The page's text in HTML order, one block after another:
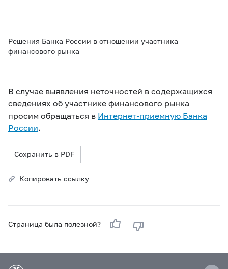
Решения Банка России в отношении участника
финансового рынка
В случае выявления неточностей в содержащихся
сведениях об участнике финансового рынка
просим обращаться в Интернет-приемную Банка
России.
Сохранить в PDF
Копировать ссылку
Страница была полезной?